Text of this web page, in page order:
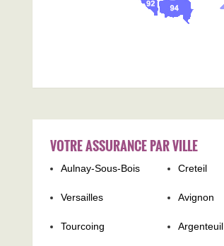
VOTRE ASSURANCE PAR VILLE
Aulnay-Sous-Bois Creteil
Versailles Avignon
Tourcoing Argenteuil